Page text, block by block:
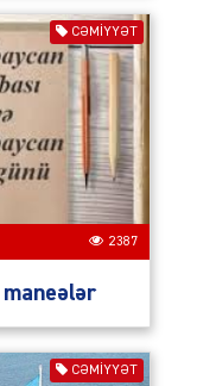
CƏMIYYƏT
2387
CƏMIYYƏT